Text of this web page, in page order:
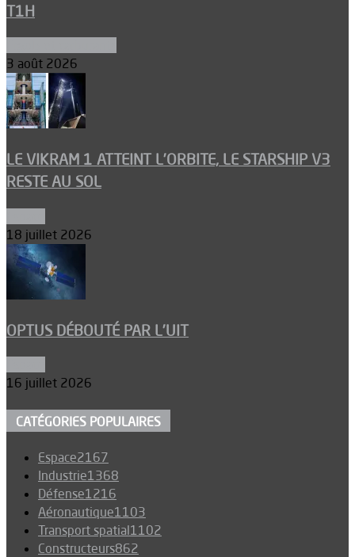
T1H
3 août 2026
LE VIKRAM 1 ATTEINT L’ORBITE, LE STARSHIP V3
RESTE AU SOL
18 juillet 2026
OPTUS DÉBOUTÉ PAR L’UIT
16 juillet 2026
CATÉGORIES POPULAIRES
Espace2167
Industrie1368
Défense1216
Aéronautique1103
Transport spatial1102
Constructeurs862